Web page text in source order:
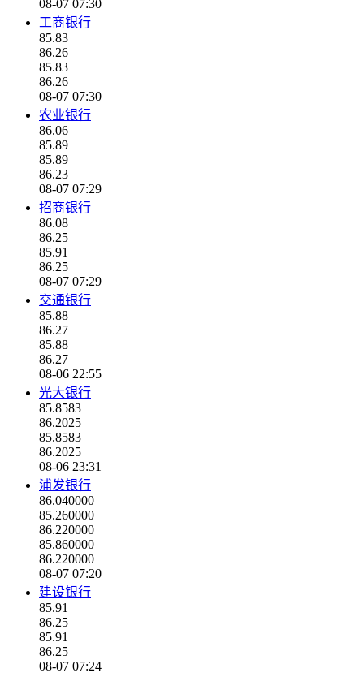
08-07 07:30
工商银行
85.83
86.26
85.83
86.26
08-07 07:30
农业银行
86.06
85.89
85.89
86.23
08-07 07:29
招商银行
86.08
86.25
85.91
86.25
08-07 07:29
交通银行
85.88
86.27
85.88
86.27
08-06 22:55
光大银行
85.8583
86.2025
85.8583
86.2025
08-06 23:31
浦发银行
86.040000
85.260000
86.220000
85.860000
86.220000
08-07 07:20
建设银行
85.91
86.25
85.91
86.25
08-07 07:24